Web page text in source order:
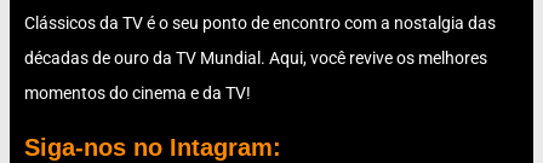
Clássicos da TV é o seu ponto de encontro com a nostalgia das
décadas de ouro da TV Mundial. Aqui, você revive os melhores
momentos do cinema e da TV!
Siga-nos no Intagram: